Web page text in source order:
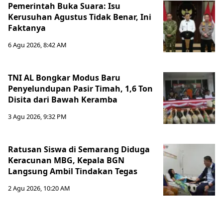
Pemerintah Buka Suara: Isu
Kerusuhan Agustus Tidak Benar, Ini
Faktanya
6 Agu 2026, 8:42 AM
TNI AL Bongkar Modus Baru
Penyelundupan Pasir Timah, 1,6 Ton
Disita dari Bawah Keramba
3 Agu 2026, 9:32 PM
Ratusan Siswa di Semarang Diduga
Keracunan MBG, Kepala BGN
Langsung Ambil Tindakan Tegas
2 Agu 2026, 10:20 AM